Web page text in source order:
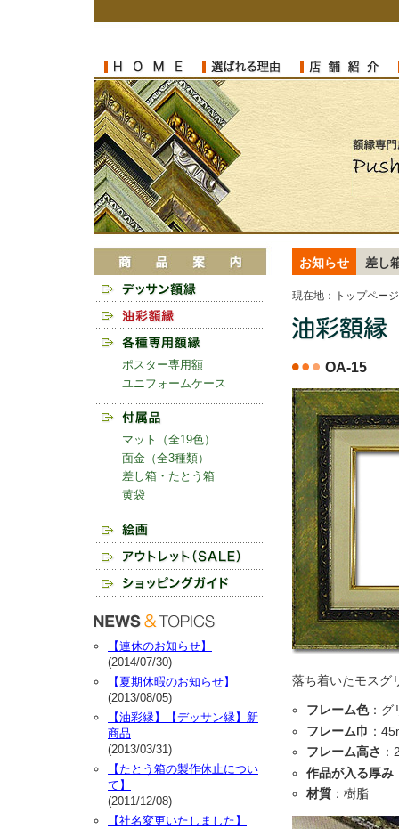
OA-15
落ち着いたモスグ
フレーム色：グ
フレーム巾 ：
フレーム高さ
作品が入る厚み
材質 ：樹脂
ポスター専用額
ユニフォームケース
マット（全19色）
面金（全3種類）
差し箱・たとう箱
黄袋
【連休のお知らせ】
(2014/07/30)
【夏期休暇のお知らせ】
(2013/08/05)
【油彩縁】【デッサン縁】新
商品
(2013/03/31)
【たとう箱の製作休止につい
て】
(2011/12/08)
【社名変更いたしました】
現在地： トップページ
お知らせ 差し